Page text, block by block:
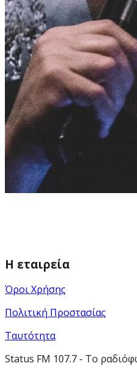
Η εταιρεία
Όροι Χρήσης
Πολιτική Προστασίας
Ταυτότητα
Status FM 107.7 - Το